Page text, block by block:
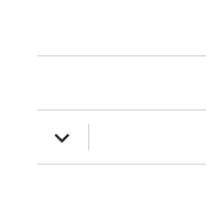
توسيع
القائمة
الفرعية